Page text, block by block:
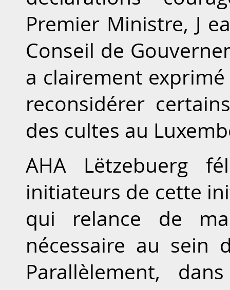
Premier Ministre, J
Conseil de
a clairement
reconsidérer
des cultes au
AHA Lëtzebuerg
initiateurs de cette
qui relance de
nécessaire au sein
Parallèlement,